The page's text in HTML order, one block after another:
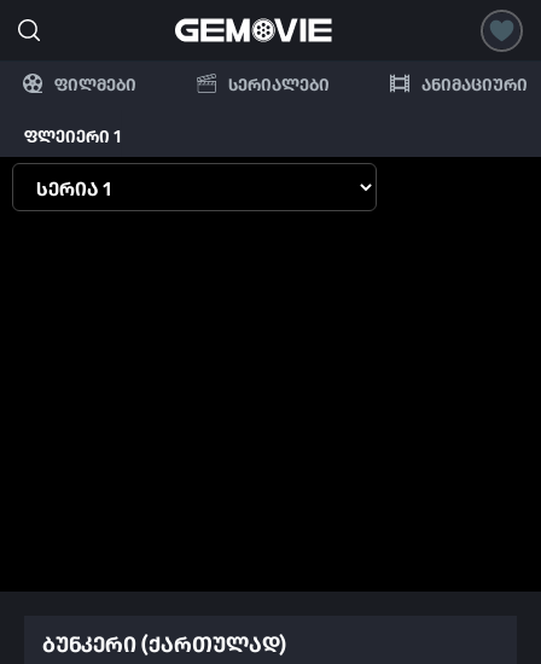
ფილმები სერიალები ანიმაციური
ფლეიერი 1
ბუნკერი (ქართულად)